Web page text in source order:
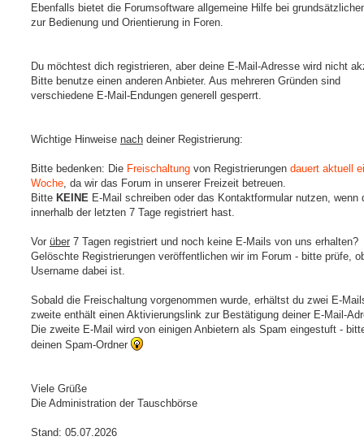
Ebenfalls bietet die Forumsoftware allgemeine Hilfe bei
zur Bedienung und Orientierung in Foren.
Du möchtest dich registrieren, aber deine E-Mail-Adresse wird nicht
Bitte benutze einen anderen Anbieter. Aus mehreren Gründen sind
verschiedene E-Mail-Endungen generell gesperrt.
Wichtige Hinweise nach deiner Registrierung:
Bitte bedenken: Die Freischaltung von Registrierungen dauert aktuell
Woche , da wir das Forum in unserer Freizeit betreuen.
Bitte KEINE E-Mail schreiben oder das Kontaktformular nutzen, wenn
innerhalb der letzten 7 Tage registriert hast.
Vor über 7 Tagen registriert und noch keine E-Mails von uns erhalten?
Gelöschte Registrierungen veröffentlichen wir im Forum - bitte prüfe,
Username dabei ist.
Sobald die Freischaltung vorgenommen wurde, erhältst du zwei E-
zweite enthält einen Aktivierungslink zur Bestätigung deiner E-Mail-
Die zweite E-Mail wird von einigen Anbietern als Spam eingestuft -
deinen Spam-Ordner
Viele Grüße
Die Administration der Tauschbörse
Stand: 05.07.2026